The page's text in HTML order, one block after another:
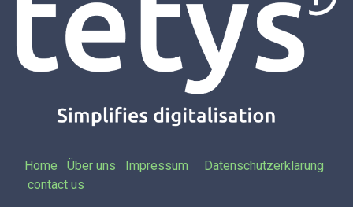
Home Über uns Impressum
Datenschutzerklärung
contact us